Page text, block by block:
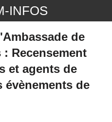
INFOS
de
Recensement
et agents de
évènements de